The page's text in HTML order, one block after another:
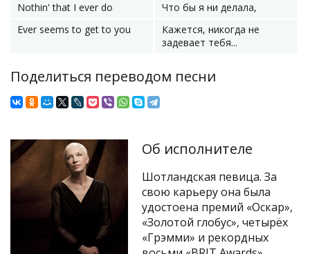
Nothin' that I ever do
Что бы я ни делала,
Ever seems to get to you
Кажется, никогда не
задевает тебя...
Поделиться переводом песни
Об исполнителе
Шотландская певица. За
свою карьеру она была
удостоена премий «Оскар»,
«Золотой глобус», четырёх
«Грэмми» и рекордных